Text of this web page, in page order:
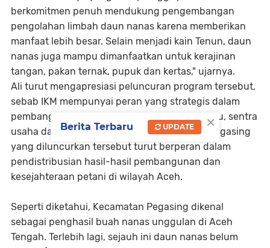
berkomitmen penuh mendukung pengembangan
pengolahan limbah daun nanas karena memberikan
manfaat lebih besar. Selain menjadi kain Tenun, daun
nanas juga mampu dimanfaatkan untuk kerajinan
tangan, pakan ternak, pupuk dan kertas," ujarnya.
Ali turut mengapresiasi peluncuran program tersebut,
sebab IKM mempunyai peran yang strategis dalam
pembangunan ekonomi nasional. Tak hanya itu, sentra
usaha dan pusat pengetahuan serat nanas pegasing
yang diluncurkan tersebut turut berperan dalam
pendistribusian hasil-hasil pembangunan dan
kesejahteraan petani di wilayah Aceh.
Seperti diketahui, Kecamatan Pegasing dikenal
sebagai penghasil buah nanas unggulan di Aceh
Tengah. Terlebih lagi, sejauh ini daun nanas belum
×
Berita Terbaru UPDATE